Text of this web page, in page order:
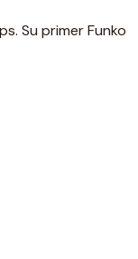
Su primer Funko